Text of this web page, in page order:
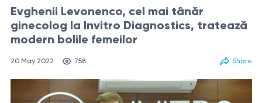
Evghenii Levonenco, cel mai tânăr
ginecolog la Invitro Diagnostics, tratează
modern bolile femeilor
20 May 2022 758 Share